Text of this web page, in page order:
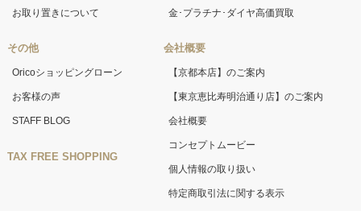
お取り置きについて
その他
Oricoショッピングローン
お客様の声
STAFF BLOG
TAX FREE SHOPPING
金･プラチナ･ダイヤ高価買取
会社概要
【京都本店】のご案内
【東京恵比寿明治通り店】のご案内
会社概要
コンセプトムービー
個人情報の取り扱い
特定商取引法に関する表示